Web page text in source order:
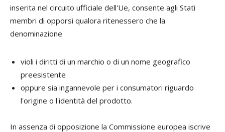
inserita nel circuito ufficiale dell'Ue, consente agli Stati
membri di opporsi qualora ritenessero che la
denominazione
violi i diritti di un marchio o di un nome geografico
preesistente
oppure sia ingannevole per i consumatori riguardo
l'origine o l'identità del prodotto.
In assenza di opposizione la Commissione europea iscrive